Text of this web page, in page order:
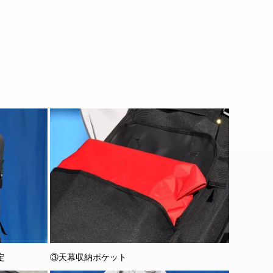
③天幕収納ポケット